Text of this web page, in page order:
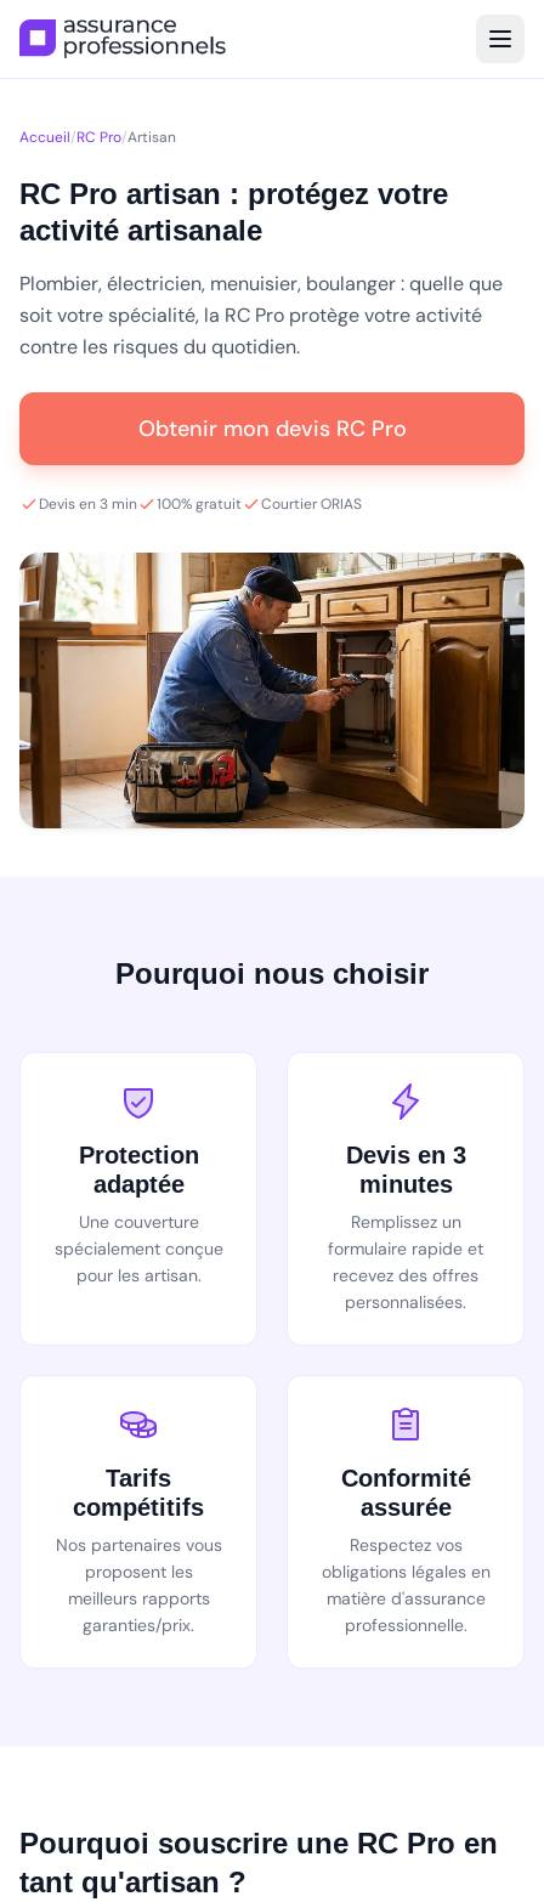
Accueil/RC Pro/Artisan
RC Pro artisan : protégez votre
activité artisanale
Plombier, électricien, menuisier, boulanger : quelle que
soit votre spécialité, la RC Pro protège votre activité
contre les risques du quotidien.
Obtenir mon devis RC Pro
Devis en 3 min 100% gratuit Courtier ORIAS
Pourquoi nous choisir
Protection
adaptée
Une couverture
spécialement conçue
pour les artisan.
Devis en 3
minutes
Remplissez un
formulaire rapide et
recevez des offres
personnalisées.
Tarifs
compétitifs
Nos partenaires vous
proposent les
meilleurs rapports
garanties/prix.
Conformité
assurée
Respectez vos
obligations légales en
matière d'assurance
professionnelle.
Pourquoi souscrire une RC Pro en
tant qu'artisan ?